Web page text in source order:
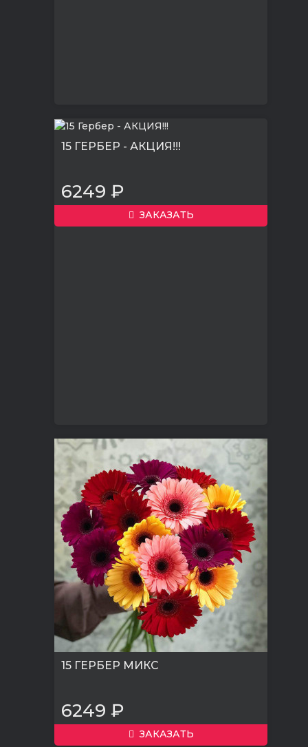
15 ГЕРБЕР - АКЦИЯ!!!
6249 ₽
ЗАКАЗАТЬ
15 ГЕРБЕР МИКС
6249 ₽
ЗАКАЗАТЬ